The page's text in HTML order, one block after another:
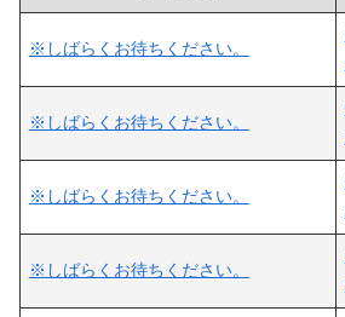
※しばらくお待ちください。
※しばらくお待ちください。
※しばらくお待ちください。
※しばらくお待ちください。